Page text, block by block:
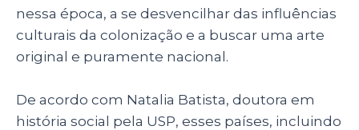
nessa época, a se desvencilhar das influências
culturais da colonização e a buscar uma arte
original e puramente nacional.
De acordo com Natalia Batista, doutora em
história social pela USP, esses países, incluindo